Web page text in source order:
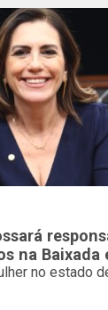
na Baixada
no estado